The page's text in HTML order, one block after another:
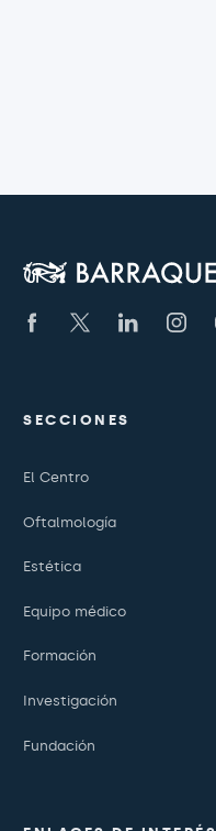
SECCIONES
El Centro
Oftalmología
Estética
Equipo médico
Formación
Investigación
Fundación